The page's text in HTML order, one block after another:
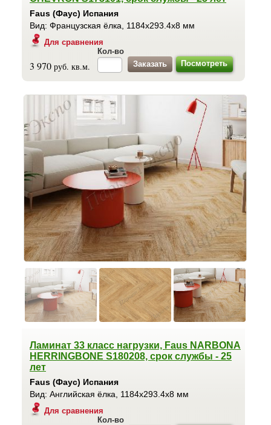
Faus (Фаус) Испания
Вид: Французская ёлка, 1184x293.4x8 мм
Для сравнения
3 970 руб. кв.м.
Кол-во
Посмотреть
Ламинат 33 класс нагрузки, Faus NARBONA
HERRINGBONE S180208, срок службы - 25
лет
Faus (Фаус) Испания
Вид: Английская ёлка, 1184x293.4x8 мм
Для сравнения
Кол-во